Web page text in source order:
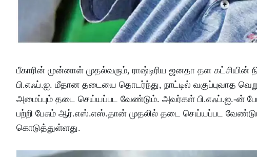
பீகாரின் முன்னாள் முதல்வரும், ராஷ்டிரிய ஜனதா தள கட்சியின்
பி.எஃப்.ஐ. மீதான தடையை தொடர்ந்து, நாட்டில் வகுப்புவாத
அமைப்பும் தடை செய்யப்பட வேண்டும். அவர்கள் பி.எஃப்.ஐ.-ன்
பற்றி பேசும் ஆர்.எஸ்.எஸ்.தான் முதலில் தடை செய்யப்பட வேண்டும்
கொடுத்துள்ளது.